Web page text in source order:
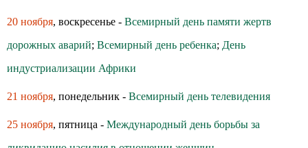
20 ноября, воскресенье - Всемирный день памяти жертв
дорожных аварий; Всемирный день ребенка; День
индустриализации Африки
21 ноября, понедельник - Всемирный день телевидения
25 ноября, пятница - Международный день борьбы за